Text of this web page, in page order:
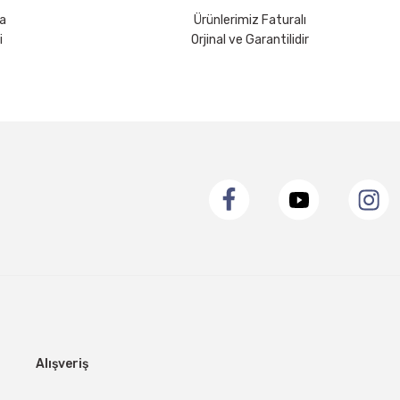
Ürünlerimiz Faturalı
Orjinal ve Garantilidir
Alışveriş